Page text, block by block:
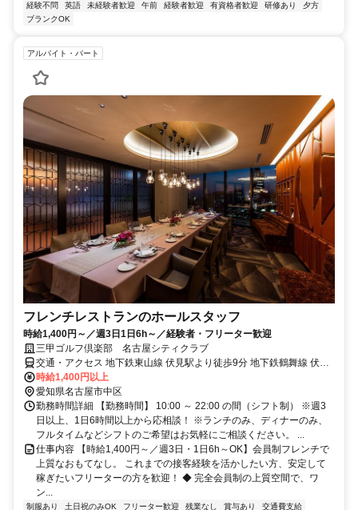
経験不問 英語 未経験者歓迎 午前 経験者歓迎 有資格者歓迎 研修あり
夕方
ブランクOK
アルバイト・パート
フレンチレストランのホールスタッフ
時給1,400円～／週3日1日6h～／経験者・フリーター歓迎
三甲ゴルフ倶楽部 名古屋シティクラブ
交通・アクセス 地下鉄東山線 伏見駅より徒歩9分 地下鉄鶴舞線 伏見
駅より徒歩9分
時給1,400円以上
愛知県名古屋市中区
勤務時間詳細 【勤務時間】 10:00 ～ 22:00 の間（シフト制） ※週3
日以上、1日6時間以上から応相談！ ※ランチのみ、ディナーのみ、
フルタイムなどシフトのご希望はお気軽にご相談ください。 ...
仕事内容 【時給1,400円～／週3日・1日6h～OK】会員制フレンチで
上質なおもてなし。 これまでの接客経験を活かしたい方、安定して
稼ぎたいフリーターの方を歓迎！ ◆ 完全会員制の上質空間で、ワ
ン...
制服あり 土日祝のみOK フリーター歓迎 残業なし 賞与あり
交通費支給